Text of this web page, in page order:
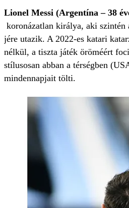
Lionel Messi (Argentína – 38
koronázatlan királya, aki
jére utazik. A 2022-es katari
nélkül, a tiszta játék öröméért
stílusosan abban a térségben
mindennapjait tölti.